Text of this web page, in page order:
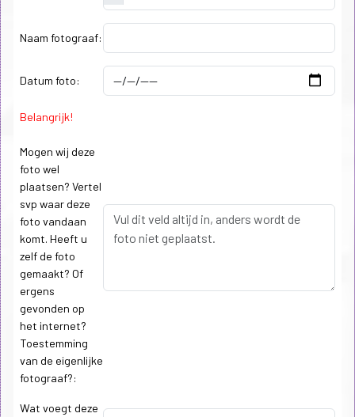
Naam fotograaf:
Datum foto:
Belangrijk!
Mogen wij deze
foto wel
plaatsen? Vertel
svp waar deze
foto vandaan
komt. Heeft u
zelf de foto
gemaakt? Of
ergens
gevonden op
het internet?
Toestemming
van de eigenlijke
fotograaf?:
Wat voegt deze